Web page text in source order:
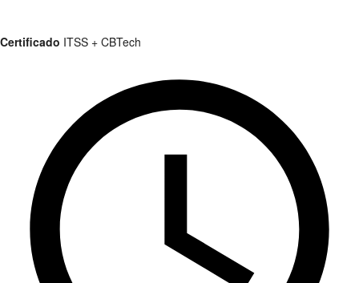
Certificado ITSS + CBTech